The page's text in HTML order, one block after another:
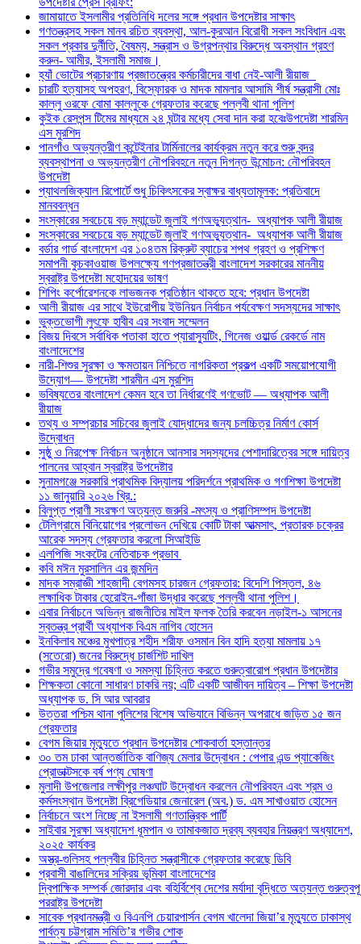
জামায়াতে ইসলামীর প্রতিনিধি দলের সঙ্গে প্রধান উপদেষ্টার সাক্ষাৎ
গণতন্ত্রসহ সকল মানব রচিত ব্যবস্থা, আল-কুরআন বিরোধী সকল সংবিধান এবং
সকল প্রকার দুর্নীতি, বৈষম্য, সন্ত্রাস ও উগ্রপন্থার বিরুদ্ধে অবস্থান গ্রহণ
করুন- আমীর, ইসলামী সমাজ।
হ্যাঁ ভোটের প্রচারণায় প্রজাতন্ত্রের কর্মচারীদের বাধা নেই-আলী রীয়াজ
চারটি হত্যাসহ অপহরণ, বিস্ফোরক ও মাদক মামলার আসামি শীর্ষ সন্ত্রাসী মোঃ
কাল্লু ওরফে বোমা কাল্লুকে গ্রেফতার করেছে পল্লবী থানা পুলিশ
কুইক রেসপন্স টিমের মাধ্যমে ২৪ ঘন্টার মধ্যে সেবা দান করা হবেঃউপদেষ্টা শারমিন
এস মুরশিদ
পানগাঁও অভ্যন্তরীণ কন্টেইনার টার্মিনালের কার্যক্রম নতুন করে শুরু বন্দর
ব্যবস্থাপনা ও অভ্যন্তরীণ নৌপরিবহনে নতুন দিগন্ত উন্মোচন: নৌপরিবহন
উপদেষ্টা
প্যাথলজিক্যাল রিপোর্টে শুধু চিকিৎসকের স্বাক্ষর বাধ্যতামূলক: প্রতিবাদে
মানববন্ধন
সংস্কারের সবচেয়ে বড় ম্যান্ডেট জুলাই গণঅভ্যুত্থান- ⁠ ⁠অধ্যাপক আলী রীয়াজ
সংস্কারের সবচেয়ে বড় ম্যান্ডেট জুলাই গণঅভ্যুত্থান- ⁠ ⁠অধ্যাপক আলী রীয়াজ
বর্ডার গার্ড বাংলাদেশ এর ১০৪তম রিক্রুট ব্যাচের শপথ গ্রহণ ও প্রশিক্ষণ
সমাপনী কুচকাওয়াজ উপলক্ষ্যে গণপ্রজাতন্ত্রী বাংলাদেশ সরকারের মাননীয়
স্বরাষ্ট্র উপদেষ্টা মহোদয়ের ভাষণ
শিপিং কর্পোরেশনকে লাভজনক প্রতিষ্ঠান থাকতে হবে: প্রধান উপদেষ্টা
আলী রীয়াজ এর সাথে ইউরোপীয় ইউনিয়ন নির্বাচন পর্যবেক্ষণ সদস্যদের সাক্ষাৎ
ভুক্তভোগী লুৎফে হাবীব এর সংবাদ সম্মেলন
বিজয় দিবসে সর্বাধিক পতাকা হাতে প্যারাস্যুটিং, গিনেজ ওয়ার্ল্ড রেকর্ডে নাম
বাংলাদেশের
নারী-শিশুর সুরক্ষা ও ক্ষমতায়ন নিশ্চিতে নাগরিকতা প্রকল্প একটি সময়োপযোগী
উদ্যোগ— উপদেষ্টা শারমীন এস মুরশিদ
ভবিষ্যতের বাংলাদেশ কেমন হবে তা নির্ধারণেই গণভোট — অধ্যাপক আলী
রীয়াজ
তথ্য ও সম্প্রচার সচিবের জুলাই যোদ্ধাদের জন্য চলচ্চিত্র নির্মাণ কোর্স
উদ্বোধন
সুষ্ঠু ও নিরপেক্ষ নির্বাচন অনুষ্ঠানে আনসার সদস্যদের পেশাদারিত্বের সঙ্গে দায়িত্ব
পালনের আহ্বান স্বরাষ্ট্র উপদেষ্টার
সুনামগঞ্জে সরকারি প্রাথমিক বিদ্যালয় পরিদর্শনে প্রাথমিক ও গণশিক্ষা উপদেষ্টা
১১ জানুয়ারি ২০২৬ খ্রি.:
বিলুপ্ত প্রাণী সংরক্ষণ অত্যন্ত জরুরি -মৎস্য ও প্রাণিসম্পদ উপদেষ্টা
টেলিগ্রামে বিনিয়োগের প্রলোভন দেখিয়ে কোটি টাকা আত্মসাৎ, প্রতারক চক্রের
আরেক সদস্য গ্রেফতার করলো সিআইডি
এলপিজি সংকটের নেতিবাচক প্রভাব
কবি মঈন মুরসালিন এর জন্মদিন
মাদক সম্রাজ্ঞী শাহজাদী বেগমসহ চারজন গ্রেফতার: বিদেশি পিস্তল, ৪৬
লক্ষাধিক টাকার হেরোইন-গাঁজা উদ্ধার করেছে পল্লবী থানা পুলিশ।
এবার নির্বাচনে অভিন্ন রাজনীতির মাইল ফলক তৈরি করবেন নড়াইল-১ আসনের
স্বতন্ত্র প্রার্থী অধ্যাপক বিএম নাগিব হোসেন
ইনকিলাব মঞ্চের মুখপাত্র শহীদ শরীফ ওসমান বিন হাদি হত্যা মামলায় ১৭
(সতেরো) জনের বিরুদ্ধে চার্জশিট দাখিল
গভীর সমুদ্রে গবেষণা ও সমস্যা চিহ্নিত করতে গুরুত্বারোপ প্রধান উপদেষ্টার
শিক্ষকতা কোনো সাধারণ চাকরি নয়; এটি একটি আজীবন দায়িত্ব – শিক্ষা উপদেষ্টা
অধ্যাপক ড. সি আর আবরার
উত্তরা পশ্চিম থানা পুলিশের বিশেষ অভিযানে বিভিন্ন অপরাধে জড়িত ১৫ জন
গ্রেফতার
বেগম জিয়ার মৃত্যুতে প্রধান উপদেষ্টার শোকবার্তা হস্তান্তর
৩০ তম ঢাকা আন্তর্জাতিক বাণিজ্য মেলার উদ্বোধন : পেপার এন্ড প্যাকেজিং
প্রোডাক্টসকে বর্ষ পণ্য ঘোষণা
মুলাদী উপজেলার লক্ষীপুর লঞ্চঘাট উদ্বোধন করলেন নৌপরিবহন এবং শ্রম ও
কর্মসংস্থান উপদেষ্টা ব্রিগেডিয়ার জেনারেল (অব.) ড. এম সাখাওয়াত হোসেন
নির্বাচনে অংশ নিচ্ছে না ইসলামী গণতান্ত্রিক পার্টি
সাইবার সুরক্ষা অধ্যাদেশ ধূমপান ও তামাকজাত দ্রব্য ব্যবহার নিয়ন্ত্রণ অধ্যাদেশ,
২০২৫ কার্যকর
অস্ত্র-গুলিসহ পল্লবীর চিহ্নিত সন্ত্রাসীকে গ্রেফতার করেছে ডিবি
প্রবাসী বাঙালিদের সক্রিয় ভূমিকা বাংলাদেশের
দ্বিপাক্ষিক সম্পর্ক জোরদার এবং বহির্বিশ্বে দেশের মর্যাদা বৃদ্ধিতে অত্যন্ত
পররাষ্ট্র উপদেষ্টা
সাবেক প্রধানমন্ত্রী ও বিএনপি চেয়ারপার্সন বেগম খালেদা জিয়া’র মৃত্যুতে ঢাকাস্থ
পার্বত্য চট্টগ্রাম সমিতি’র গভীর শোক